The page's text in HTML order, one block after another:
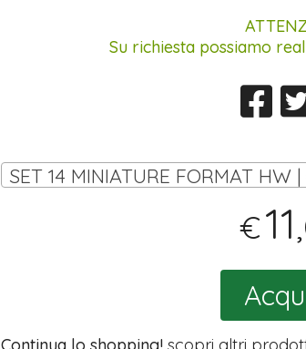
Su richiesta possiamo
SET 14 MINIATURE FORMAT HW |
€11